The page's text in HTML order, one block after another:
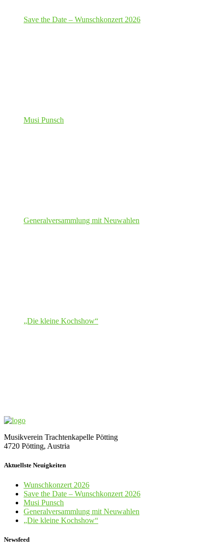
Save the Date – Wunschkonzert 2026
Musi Punsch
Generalversammlung mit Neuwahlen
„Die kleine Kochshow“
Musikverein Trachtenkapelle Pötting
4720 Pötting, Austria
Aktuellste Neuigkeiten
Wunschkonzert 2026
Save the Date – Wunschkonzert 2026
Musi Punsch
Generalversammlung mit Neuwahlen
„Die kleine Kochshow“
Newsfeed